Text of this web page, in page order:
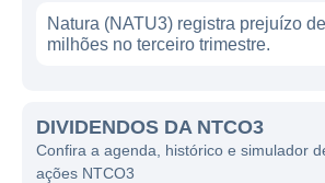
Natura (NATU3) registra prejuízo
milhões no terceiro trimestre.
DIVIDENDOS DA NTCO3
Confira a agenda, histórico e simulador
ações NTCO3